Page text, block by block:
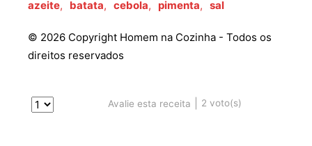
azeite, batata, cebola, pimenta, sal
© 2026 Copyright Homem na Cozinha - Todos os
direitos reservados
Avalie esta receita 2 voto(s)